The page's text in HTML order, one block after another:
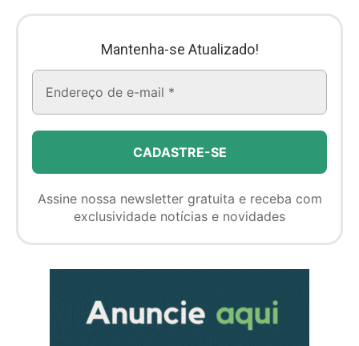
Mantenha-se Atualizado!
Assine nossa newsletter gratuita e receba com
exclusividade notícias e novidades